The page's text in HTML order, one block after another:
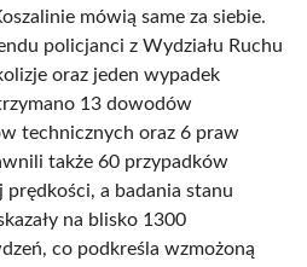
mówią same za siebie.
policjanci z Wydziału Ruchu
oraz jeden wypadek
13 dowodów
technicznych oraz 6 praw
także 60 przypadków
a badania stanu
na blisko 1300
co podkreśla wzmożoną